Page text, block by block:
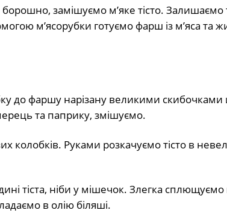
замішуємо м’яке тісто. Залишаємо
м’ясорубки готуємо фарш із м’яса та
до фаршу нарізану великими
та паприку, змішуємо.
колобків. Руками розкачуємо тісто в
тіста, ніби у мішечок. Злегка
в олію біляші.